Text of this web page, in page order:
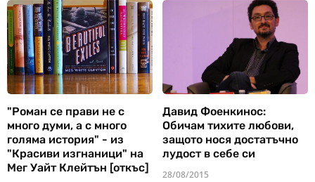
"Роман се прави не с
много думи, а с много
голяма история" - из
"Красиви изгнаници" на
Мег Уайт Клейтън [откъс]
Давид Фоенкинос:
Обичам тихите любови,
защото нося достатъчно
лудост в себе си
28/08/2015